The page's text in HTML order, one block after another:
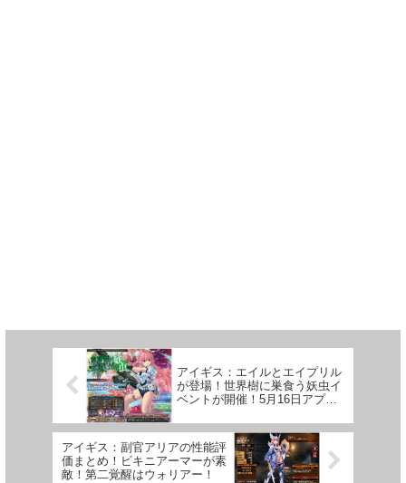
アイギス：エイルとエイプリル
が登場！世界樹に巣食う妖虫イ
ベントが開催！5月16日アプデ
アイギス：副官アリアの性能評
価まとめ！ビキニアーマーが素
敵！第二覚醒はウォリアー！